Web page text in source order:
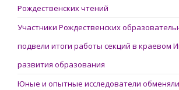
Рождественских чтений
Участники Рождественских
подвели итоги работы секций в краевом
развития образования
Юные и опытные исследователи